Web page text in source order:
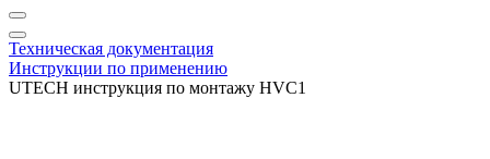
Техническая документация
Инструкции по применению
UTECH инструкция по монтажу HVC1